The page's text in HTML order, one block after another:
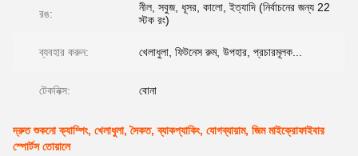
রঙ:
নীল, সবুজ, ধূসর, কালো, ইত্যাদি (নির্বাচনের জন্য 22
স্টক রং)
ব্যবহার করুন: খেলাধুলা, ফিটনেস রুম, উপহার, প্রচারমূলক...
টেকনিক্স: বোনা
দ্রুত শুকনো ক্যাম্পিং, খেলাধুলা, সৈকত, ব্যাকপ্যাকিং, যোগব্যায়াম, জিম মাইক্রোফাইবার
স্পোর্টস তোয়ালে